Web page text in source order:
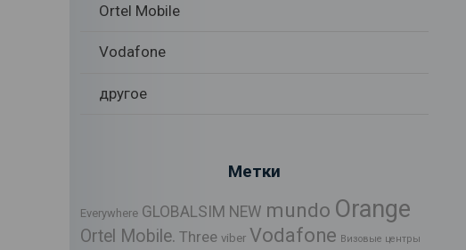
Ortel Mobile
Vodafone
другое
Метки
Everywhere GLOBALSIM NEW mundo Orange
Ortel Mobile. Three viber Vodafone Визовые центры